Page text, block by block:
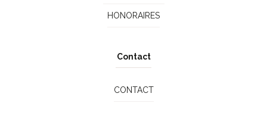
HONORAIRES
Contact
CONTACT